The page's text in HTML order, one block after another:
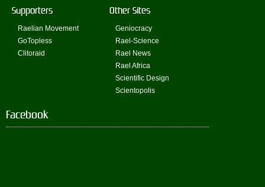
Supporters
Raelian Movement
GoTopless
Clitoraid
Other Sites
Geniocracy
Rael-Science
Rael News
Rael Africa
Scientific Design
Scientopolis
Facebook